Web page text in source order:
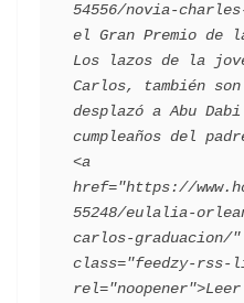
54556/novia-
el Gran Premio de
Los lazos de la
Carlos, también
desplazó a Abu
cumpleaños del
<a
href="https://
55248/eulalia-
carlos-graduacion/
class="feedzy-rss-